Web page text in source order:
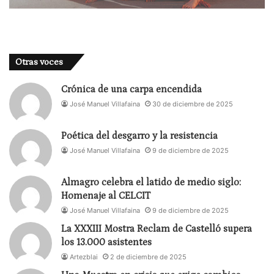
Otras voces
Crónica de una carpa encendida
José Manuel Villafaina 30 de diciembre de 2025
Poética del desgarro y la resistencia
José Manuel Villafaina 9 de diciembre de 2025
Almagro celebra el latido de medio siglo:
Homenaje al CELCIT
José Manuel Villafaina 9 de diciembre de 2025
La XXXIII Mostra Reclam de Castelló supera
los 13.000 asistentes
Artezblai 2 de diciembre de 2025